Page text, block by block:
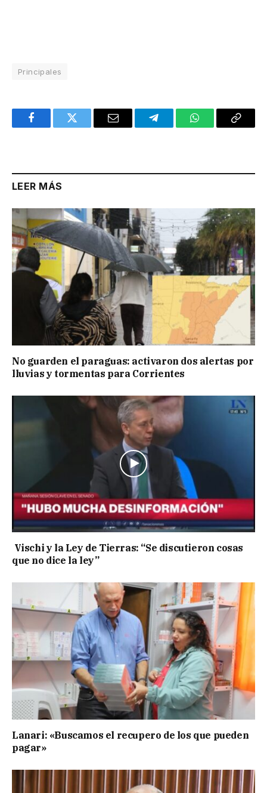
Principales
FacebookTwitter Email TelegramWhatsAppCopy
LEER MÁS
No guarden el paraguas: activaron dos alertas por
lluvias y tormentas para Corrientes
Vischi y la Ley de Tierras: “Se discutieron cosas
que no dice la ley”
Lanari: «Buscamos el recupero de los que pueden
pagar»